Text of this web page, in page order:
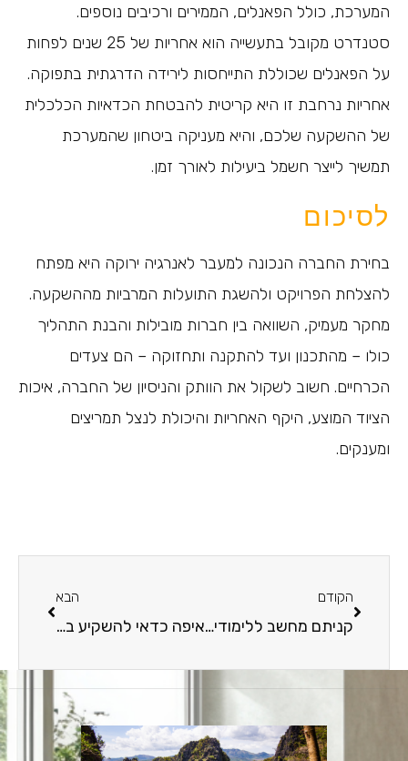
המערכת, כולל הפאנלים, הממירים ורכיבים נוספים.
סטנדרט מקובל בתעשייה הוא אחריות של 25 שנים לפחות
על הפאנלים שכוללת התייחסות לירידה הדרגתית בתפוקה.
אחריות נרחבת זו היא קריטית להבטחת הכדאיות הכלכלית
של ההשקעה שלכם, והיא מעניקה ביטחון שהמערכת
תמשיך לייצר חשמל ביעילות לאורך זמן.
לסיכום
בחירת החברה הנכונה למעבר לאנרגיה ירוקה היא מפתח
להצלחת הפרויקט ולהשגת התועלות המרביות מההשקעה.
מחקר מעמיק, השוואה בין חברות מובילות והבנת התהליך
כולו – מהתכנון ועד להתקנה ותחזוקה – הם צעדים
הכרחיים. חשוב לשקול את הוותק והניסיון של החברה, איכות
הציוד המוצע, היקף האחריות והיכולת לנצל תמריצים
ומענקים.
הקודם
קניתם מחשב ללימודים? הינה כמה דברים שחשוב לזכור
הבא
איפה כדאי להשקיע בנדל"ן בישראל ובחו"ל ב-2023?